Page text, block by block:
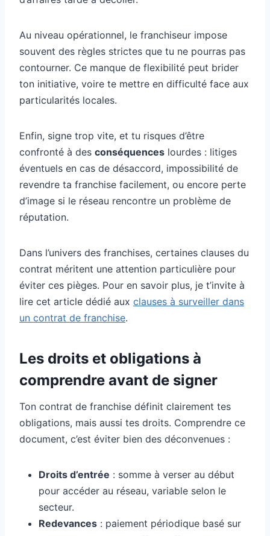
Au niveau opérationnel, le franchiseur impose
souvent des règles strictes que tu ne pourras pas
contourner. Ce manque de flexibilité peut brider
ton initiative, voire te mettre en difficulté face aux
particularités locales.
Enfin, signe trop vite, et tu risques d’être
confronté à des conséquences lourdes : litiges
éventuels en cas de désaccord, impossibilité de
revendre ta franchise facilement, ou encore perte
d’image si le réseau rencontre un problème de
réputation.
Dans l’univers des franchises, certaines clauses du
contrat méritent une attention particulière pour
éviter ces pièges. Pour en savoir plus, je t’invite à
lire cet article dédié aux clauses à surveiller dans
un contrat de franchise.
Les droits et obligations à
comprendre avant de signer
Ton contrat de franchise définit clairement tes
obligations, mais aussi tes droits. Comprendre ce
document, c’est éviter bien des déconvenues :
Droits d’entrée : somme à verser au début
pour accéder au réseau, variable selon le
secteur.
Redevances : paiement périodique basé sur